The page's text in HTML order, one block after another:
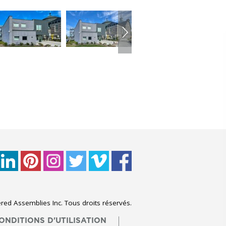
Assemblies Inc. Tous droits réservés.
D'UTILISATION